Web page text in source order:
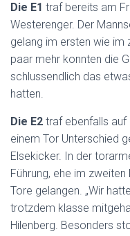
Die E1 traf bereits am
Westerenger. Der
gelang im ersten wie im
paar mehr konnten die
schlussendlich das
hatten.
Die E2 traf ebenfalls auf
einem Tor Unterschied
Elsekicker. In der
Führung, ehe im
Tore gelangen. „Wir
trotzdem klasse
Hilenberg. Besonders